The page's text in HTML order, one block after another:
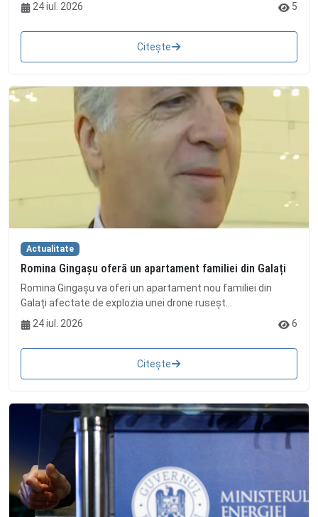
24 iul. 2026
5
Citește
Actualitate
Romina Gingașu oferă un apartament familiei din Galați
Romina Gingașu va oferi un apartament nou familiei din
Galați afectate de explozia unei drone ruseșt...
24 iul. 2026
6
Citește